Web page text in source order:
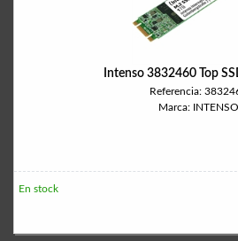
Intenso 3832460 Top
Referencia:
Marca: INTENSO
En stock